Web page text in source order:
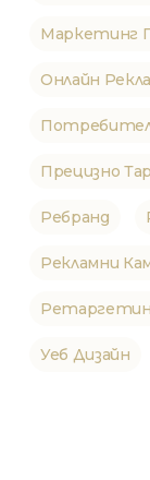
Маркетинг
Онлайн
Прецизно
Ребранд
Рекламни
Уеб Дизайн